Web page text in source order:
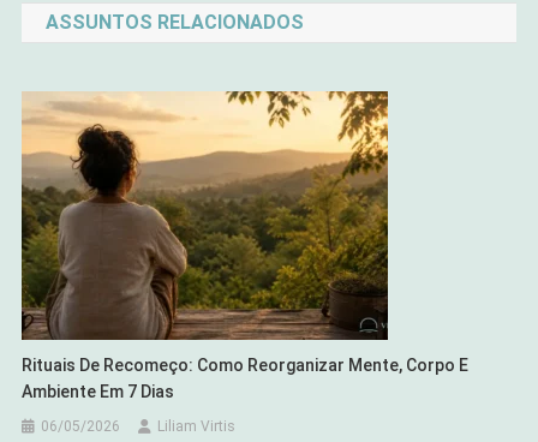
Post
ASSUNTOS RELACIONADOS
Rituais De Recomeço: Como Reorganizar Mente, Corpo E
Ambiente Em 7 Dias
06/05/2026 Liliam Virtis